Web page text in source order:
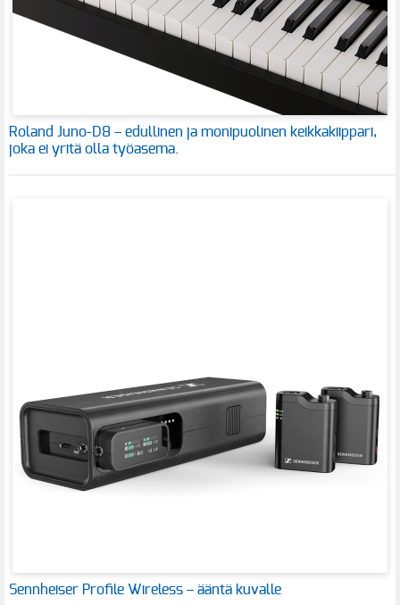
Roland Juno-D8 – edullinen ja monipuolinen keikkakiippari,
joka ei yritä olla työasema.
Sennheiser Profile Wireless – ääntä kuvalle